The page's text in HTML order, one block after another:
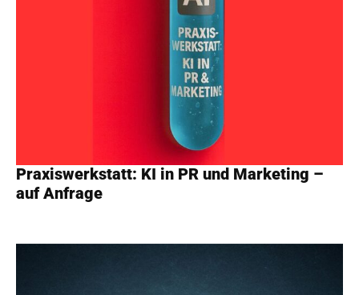
Praxiswerkstatt: KI in PR und Marketing –
auf Anfrage